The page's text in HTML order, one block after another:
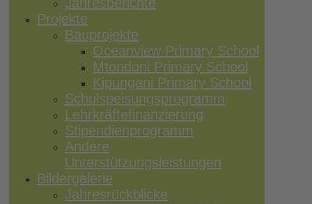
Projekte
Bauprojekte
Oceanview Primary School
Mtondoni Primary School
Kipungani Primary School
Schulspeisungsprogramm
Lehrkräftefinanzierung
Stipendienprogramm
Andere
Unterstützungsleistungen
Bildergalerie
Jahresrückblicke